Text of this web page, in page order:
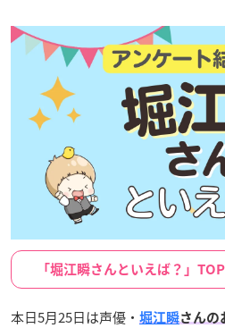
「堀江瞬さんといえば？」
本日5月25日は声優・ 堀江瞬さんの